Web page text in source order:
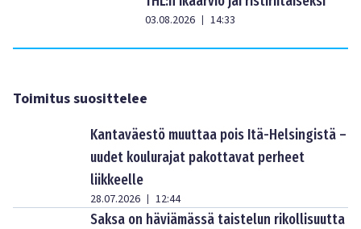
03.08.2026 | 14:33
Toimitus suosittelee
Kantaväestö muuttaa pois Itä-Helsingistä –
uudet koulurajat pakottavat perheet
liikkeelle
28.07.2026 | 12:44
Saksa on häviämässä taistelun rikollisuutta